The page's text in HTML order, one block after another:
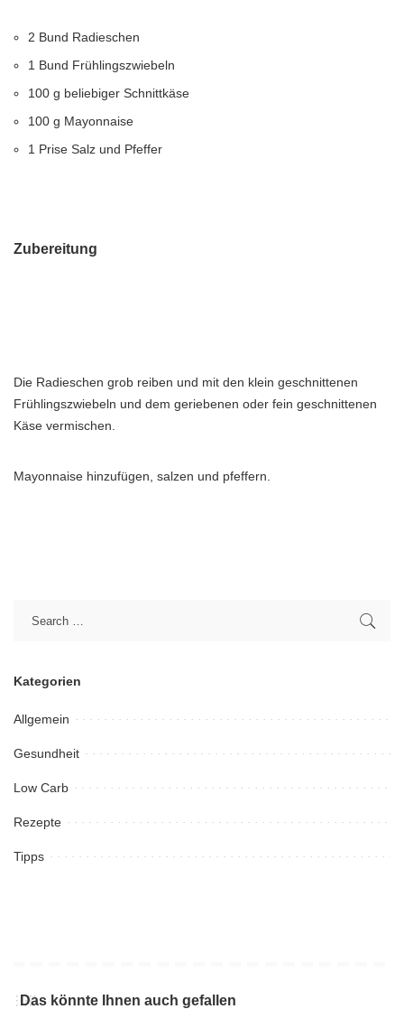
2 Bund Radieschen
1 Bund Frühlingszwiebeln
100 g beliebiger Schnittkäse
100 g Mayonnaise
1 Prise Salz und Pfeffer
Zubereitung
Die Radieschen grob reiben und mit den klein geschnittenen
Frühlingszwiebeln und dem geriebenen oder fein geschnittenen
Käse vermischen.
Mayonnaise hinzufügen, salzen und pfeffern.
Kategorien
Allgemein
Gesundheit
Low Carb
Rezepte
Tipps
Das könnte Ihnen auch gefallen